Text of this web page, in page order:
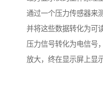
通过一个压力传感器来
并将这些数据转化为可
压力信号转化为电信号
放大，终在显示屏上显